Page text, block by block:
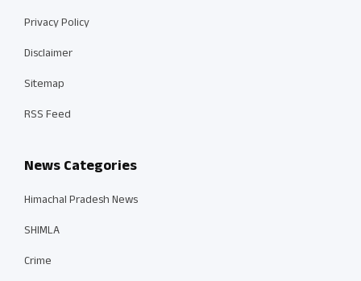
Privacy Policy
Disclaimer
Sitemap
RSS Feed
News Categories
Himachal Pradesh News
SHIMLA
Crime